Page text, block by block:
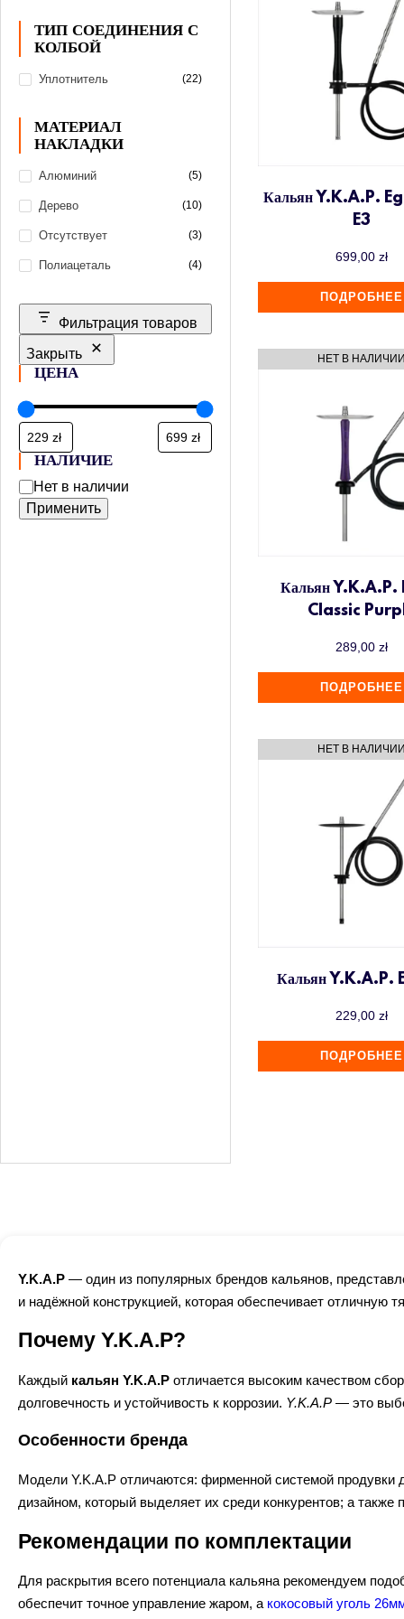
Thor
Upgrade Form
Werkbund
Классические (турки)
Убивашки (Killer)
Фаннелы (Phunnel)
ХКАН
ТИП СОЕДИНЕНИЯ С
КОЛБОЙ
Уплотнитель (22)
МАТЕРИАЛ
НАКЛАДКИ
Алюминий (5)
Дерево (10)
Отсутствует (3)
Полиацеталь (4)
Фильтрация товаров
Закрыть
ЦЕНА
НАЛИЧИЕ
Нет в наличии
Применить
Кальян Y.K.A.P.
E3
699,00zł
ПОДРОБНЕЕ
Кальян
Classic
289,00zł
ПОДРОБНЕЕ
Кальян Y.K.A.P.
229,00zł
ПОДРОБНЕЕ
Y.K.A.P — один из популярных брендов кальянов,
и надёжной конструкцией, которая обеспечивает отличную
Почему Y.K.A.P?
Каждый кальян Y.K.A.P отличается высоким качеством
долговечность и устойчивость к коррозии. Y.K.A.P — это
Особенности бренда
Модели Y.K.A.P отличаются: фирменной системой продувки
дизайном, который выделяет их среди конкурентов; а также
Рекомендации по комплектации
Для раскрытия всего потенциала кальяна рекомендуем
обеспечит точное управление жаром, а кокосовый уголь